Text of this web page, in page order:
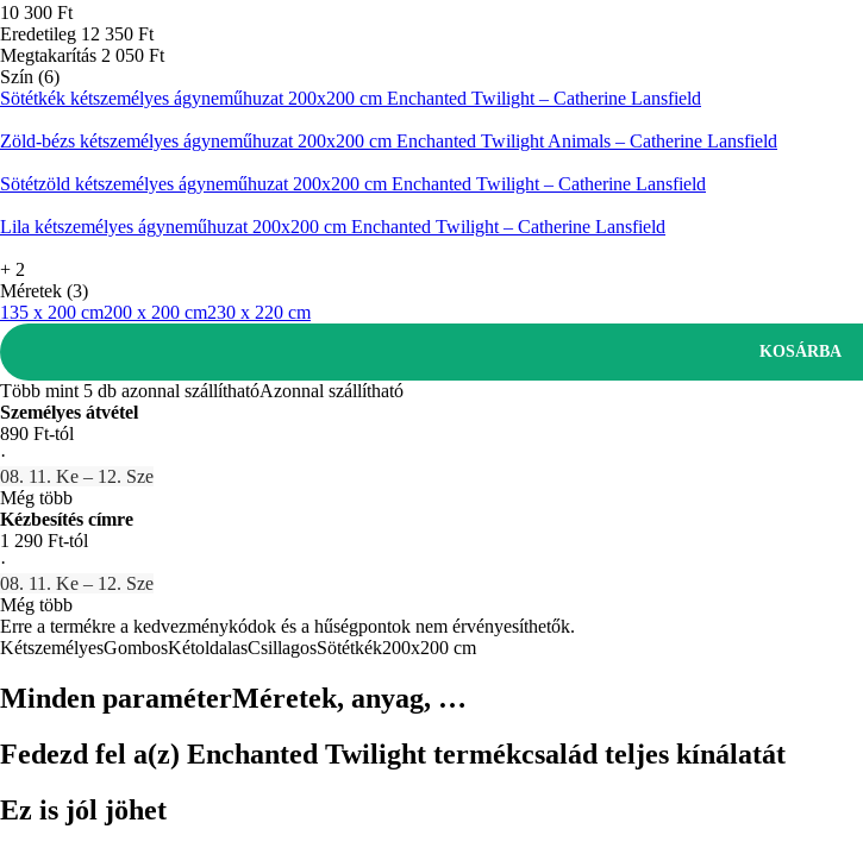
10 300 Ft
Eredetileg 12 350 Ft
Megtakarítás 2 050 Ft
Szín (6)
Sötétkék kétszemélyes ágyneműhuzat 200x200 cm Enchanted Twilight – Catherine Lansfield
Zöld-bézs kétszemélyes ágyneműhuzat 200x200 cm Enchanted Twilight Animals – Catherine Lansfield
Sötétzöld kétszemélyes ágyneműhuzat 200x200 cm Enchanted Twilight – Catherine Lansfield
Lila kétszemélyes ágyneműhuzat 200x200 cm Enchanted Twilight – Catherine Lansfield
+ 2
Méretek (3)
135 x 200 cm200 x 200 cm230 x 220 cm
KOSÁRBA
Több mint 5 db azonnal szállíthatóAzonnal szállítható
Személyes átvétel
890 Ft-tól
·
08. 11. Ke – 12. Sze
Még több
Kézbesítés címre
1 290 Ft-tól
·
08. 11. Ke – 12. Sze
Még több
Erre a termékre a kedvezménykódok és a hűségpontok nem érvényesíthetők.
KétszemélyesGombosKétoldalasCsillagosSötétkék200x200 cm
Minden paraméterMéretek, anyag, …
Fedezd fel a(z) Enchanted Twilight termékcsalád teljes kínálatát
Ez is jól jöhet